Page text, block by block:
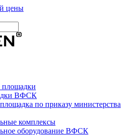
цены
ВФСК
по приказу министерства
комплексы
оборудование ВФСК